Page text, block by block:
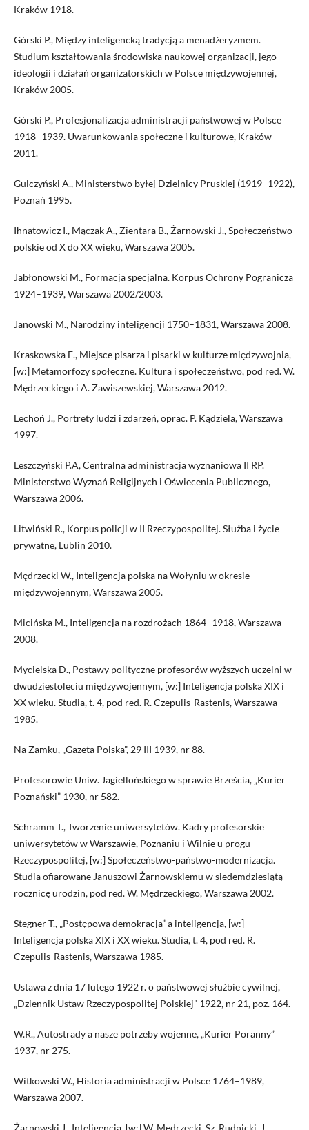
Kraków 1918.
Górski P., Między inteligencką tradycją a menadżeryzmem.
Studium kształtowania środowiska naukowej organizacji, jego
ideologii i działań organizatorskich w Polsce międzywojennej,
Kraków 2005.
Górski P., Profesjonalizacja administracji państwowej w Polsce
1918–1939. Uwarunkowania społeczne i kulturowe, Kraków
2011.
Gulczyński A., Ministerstwo byłej Dzielnicy Pruskiej (1919–1922),
Poznań 1995.
Ihnatowicz I., Mączak A., Zientara B., Żarnowski J., Społeczeństwo
polskie od X do XX wieku, Warszawa 2005.
Jabłonowski M., Formacja specjalna. Korpus Ochrony Pogranicza
1924–1939, Warszawa 2002/2003.
Janowski M., Narodziny inteligencji 1750–1831, Warszawa 2008.
Kraskowska E., Miejsce pisarza i pisarki w kulturze międzywojnia,
[w:] Metamorfozy społeczne. Kultura i społeczeństwo, pod red. W.
Mędrzeckiego i A. Zawiszewskiej, Warszawa 2012.
Lechoń J., Portrety ludzi i zdarzeń, oprac. P. Kądziela, Warszawa
1997.
Leszczyński P.A, Centralna administracja wyznaniowa II RP.
Ministerstwo Wyznań Religijnych i Oświecenia Publicznego,
Warszawa 2006.
Litwiński R., Korpus policji w II Rzeczypospolitej. Służba i życie
prywatne, Lublin 2010.
Mędrzecki W., Inteligencja polska na Wołyniu w okresie
międzywojennym, Warszawa 2005.
Micińska M., Inteligencja na rozdrożach 1864–1918, Warszawa
2008.
Mycielska D., Postawy polityczne profesorów wyższych uczelni w
dwudziestoleciu międzywojennym, [w:] Inteligencja polska XIX i
XX wieku. Studia, t. 4, pod red. R. Czepulis-Rastenis, Warszawa
1985.
Na Zamku, „Gazeta Polska”, 29 III 1939, nr 88.
Profesorowie Uniw. Jagiellońskiego w sprawie Brześcia, „Kurier
Poznański” 1930, nr 582.
Schramm T., Tworzenie uniwersytetów. Kadry profesorskie
uniwersytetów w Warszawie, Poznaniu i Wilnie u progu
Rzeczypospolitej, [w:] Społeczeństwo-państwo-modernizacja.
Studia ofiarowane Januszowi Żarnowskiemu w siedemdziesiątą
rocznicę urodzin, pod red. W. Mędrzeckiego, Warszawa 2002.
Stegner T., „Postępowa demokracja” a inteligencja, [w:]
Inteligencja polska XIX i XX wieku. Studia, t. 4, pod red. R.
Czepulis-Rastenis, Warszawa 1985.
Ustawa z dnia 17 lutego 1922 r. o państwowej służbie cywilnej,
„Dziennik Ustaw Rzeczypospolitej Polskiej” 1922, nr 21, poz. 164.
W.R., Autostrady a nasze potrzeby wojenne, „Kurier Poranny”
1937, nr 275.
Witkowski W., Historia administracji w Polsce 1764–1989,
Warszawa 2007.